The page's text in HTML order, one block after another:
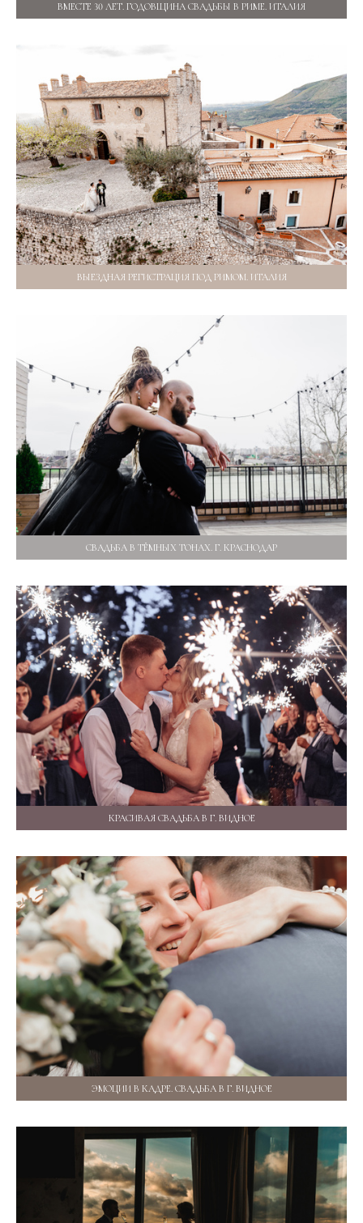
ВМЕСТЕ 30 ЛЕТ. ГОДОВЩИНА СВАДЬБЫ В РИМЕ. ИТАЛИЯ
ВЫЕЗДНАЯ РЕГИСТРАЦИЯ ПОД РИМОМ. ИТАЛИЯ
СВАДЬБА В ТЁМНЫХ ТОНАХ. Г. КРАСНОДАР
КРАСИВАЯ СВАДЬБА В Г. ВИДНОЕ
ЭМОЦИИ В КАДРЕ. СВАДЬБА В Г. ВИДНОЕ